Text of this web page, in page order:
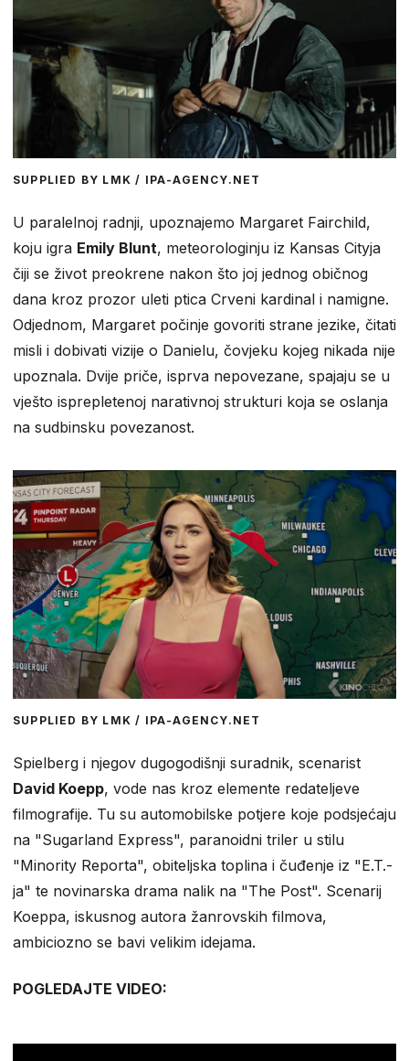
SUPPLIED BY LMK / IPA-AGENCY.NET
U paralelnoj radnji, upoznajemo Margaret Fairchild,
koju igra Emily Blunt, meteorologinju iz Kansas Cityja
čiji se život preokrene nakon što joj jednog običnog
dana kroz prozor uleti ptica Crveni kardinal i namigne.
Odjednom, Margaret počinje govoriti strane jezike, čitati
misli i dobivati vizije o Danielu, čovjeku kojeg nikada nije
upoznala. Dvije priče, isprva nepovezane, spajaju se u
vješto isprepletenoj narativnoj strukturi koja se oslanja
na sudbinsku povezanost.
SUPPLIED BY LMK / IPA-AGENCY.NET
Spielberg i njegov dugogodišnji suradnik, scenarist
David Koepp, vode nas kroz elemente redateljeve
filmografije. Tu su automobilske potjere koje podsjećaju
na "Sugarland Express", paranoidni triler u stilu
"Minority Reporta", obiteljska toplina i čuđenje iz "E.T.-
ja" te novinarska drama nalik na "The Post". Scenarij
Koeppa, iskusnog autora žanrovskih filmova,
ambiciozno se bavi velikim idejama.
POGLEDAJTE VIDEO: